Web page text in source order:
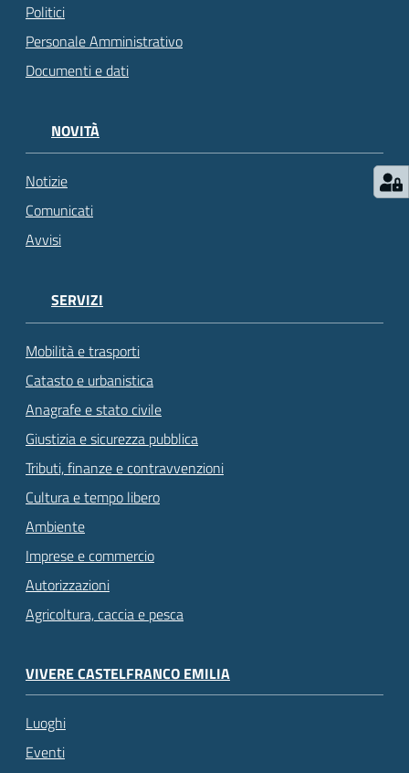
Politici
Personale Amministrativo
Documenti e dati
NOVITÀ
Notizie
Comunicati
Avvisi
SERVIZI
Mobilità e trasporti
Catasto e urbanistica
Anagrafe e stato civile
Giustizia e sicurezza pubblica
Tributi, finanze e contravvenzioni
Cultura e tempo libero
Ambiente
Imprese e commercio
Autorizzazioni
Agricoltura, caccia e pesca
VIVERE CASTELFRANCO EMILIA
Luoghi
Eventi